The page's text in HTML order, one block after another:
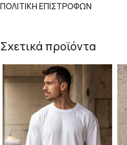
ΠΟΛΙΤΙΚΗ ΕΠΙΣΤΡΟΦΩΝ
Σχετικά προϊόντα